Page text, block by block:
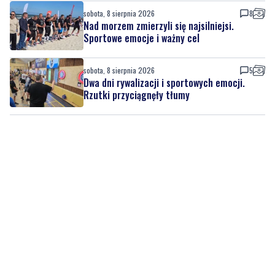
sobota, 8 sierpnia 2026
Dwa dni rywalizacji i sportowych emocji.